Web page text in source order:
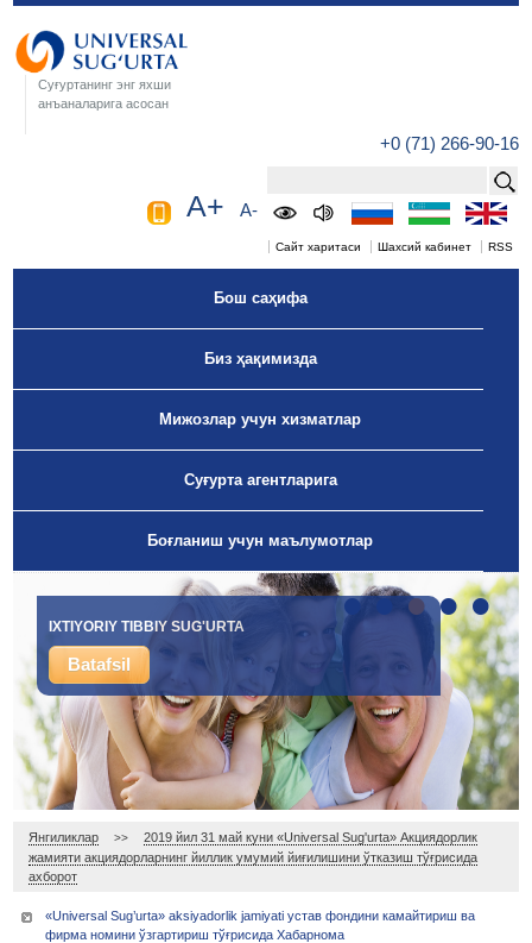
Суғуртанинг энг яхши
анъаналарига асосан
+0 (71) 266-90-16
A+ A-
Сайт харитаси Шахсий кабинет RSS
Бош саҳифа
Биз ҳақимизда
Мижозлар учун хизматлар
Суғурта агентларига
Боғланиш учун маълумотлар
IXTIYORIY TIBBIY SUG'URTA
Batafsil
•••••
Янгиликлар >>
2019 йил 31 май куни «Universal Sug'urta» Акциядорлик
жамияти акциядорларнинг йиллик умумий йиғилишини ўтказиш тўғрисида
ахборот
«Universal Sug’urta» aksiyadorlik jamiyati устав фондини камайтириш ва
фирма номини ўзгартириш тўғрисида Хабарнома